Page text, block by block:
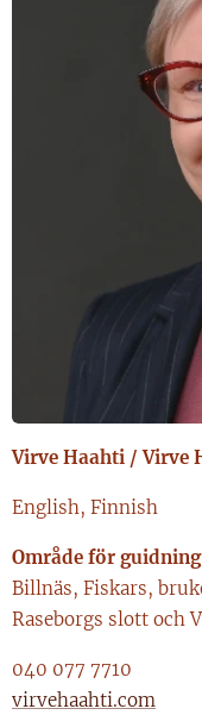
Virve Haahti / Virve
English, Finnish
Område för guidning
Billnäs, Fiskars,
Raseborgs slott och
040 077 7710
virvehaahti.com